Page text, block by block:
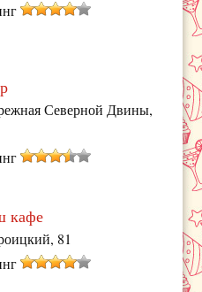
Северной Двины,
кафе
81